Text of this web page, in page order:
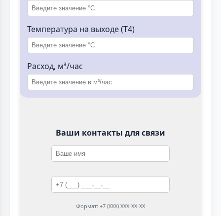
Температура на выходе (T4)
Расход, м³/час
Ваши контакты для связи
Формат: +7 (XXX) XXX-XX-XX